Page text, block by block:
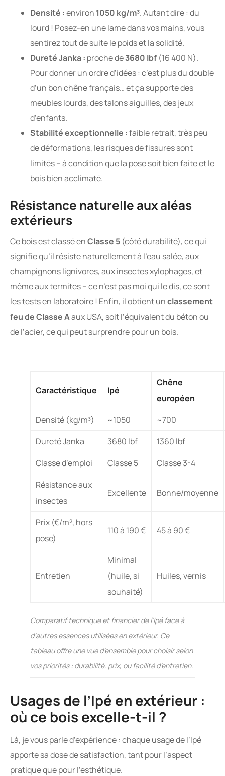
Densité :environ 1050 kg/m³. Autant dire : du
lourd ! Posez-en une lame dans vos mains, vous
sentirez tout de suite le poids et la solidité.
Dureté Janka : proche de3680 lbf (16 400 N).
Pour donner un ordre d’idées : c’est plus du double
d’un bon chêne français… et ça supporte des
meubles lourds, des talons aiguilles, des jeux
d’enfants.
Stabilité exceptionnelle :faible retrait, très peu
de déformations, les risques de fissures sont
limités – à condition que la pose soit bien faite et le
bois bien acclimaté.
Résistance naturelle aux aléas
extérieurs
Ce bois est classé enClasse 5 (côté durabilité), ce qui
signifie qu’il résiste naturellement à l’eau salée, aux
champignons lignivores, aux insectes xylophages, et
même aux termites – ce n’est pas moi qui le dis, ce sont
les tests en laboratoire ! Enfin, il obtient unclassement
feu de Classe Aaux USA, soit l’équivalent du béton ou
de l’acier, ce qui peut surprendre pour un bois.
Caractéristique Ipé
Chêne
européen
Densité (kg/m³)
~1050
~700
Dureté Janka
3680 lbf
1360 lbf
Classe d’emploi
Classe 5
Classe 3-4
Résistance aux
insectes
Excellente Bonne/moyenne
Prix (€/m², hors
pose)
110 à 190 € 45 à 90 €
Entretien
Minimal
(huile, si
souhaité)
Huiles, vernis
Comparatif technique et financier de l’Ipé face à
d’autres essences utilisées en extérieur. Ce
tableau offre une vue d’ensemble pour choisir selon
vos priorités : durabilité, prix, ou facilité d’entretien.
Usages de l’Ipé en extérieur :
où ce bois excelle-t-il ?
Là, je vous parle d’expérience : chaque usage de l’Ipé
apporte sa dose de satisfaction, tant pour l’aspect
pratique que pour l’esthétique.